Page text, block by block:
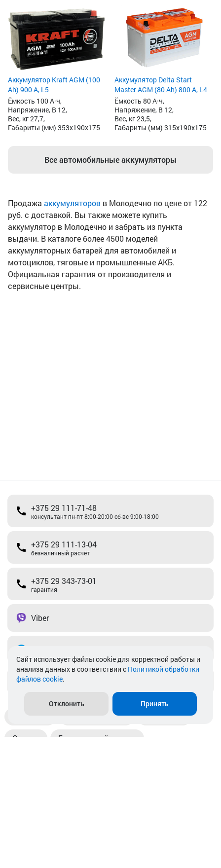
Аккумулятор Kraft AGM (100
Ah) 900 А, L5
Ёмкость 100 А·ч,
Напряжение, В 12,
Вес, кг 27,7,
Габариты (мм) 353x190x175
Аккумулятор Delta Start
Master AGM (80 Ah) 800 А, L4
Ёмкость 80 А·ч,
Напряжение, В 12,
Вес, кг 23,5,
Габариты (мм) 315x190x175
Все автомобильные аккумуляторы
Продажа аккумуляторов в Молодечно по цене от 122
руб. с доставкой. Вы также можете купить
аккумулятор в Молодечно и забрать из пункта
выдачи. В каталоге более 4500 моделей
аккумуляторных батарей для автомобилей и
мотоциклов, тяговые и промышленные АКБ.
Официальная гарантия от производителя и
сервисные центры.
+375 29 111-71-48
консультант пн-пт 8:00-20:00 сб-вс 9:00-18:00
+375 29 111-13-04
безналичный расчет
+375 29 343-73-01
гарантия
Viber
info@akkamulik.by
Пункты выдачи Магазины
Оплата Безналичный расчет
Cайт использует файлы cookie для корректной работы и
анализа данных в соответствии с Политикой обработки
файлов cookie.
Отклонить Принять